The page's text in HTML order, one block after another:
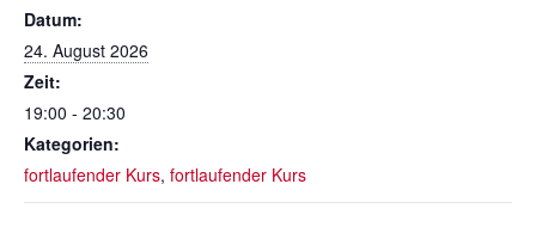
Datum:
24. August 2026
Zeit:
19:00 - 20:30
Kategorien:
fortlaufender Kurs, fortlaufender Kurs